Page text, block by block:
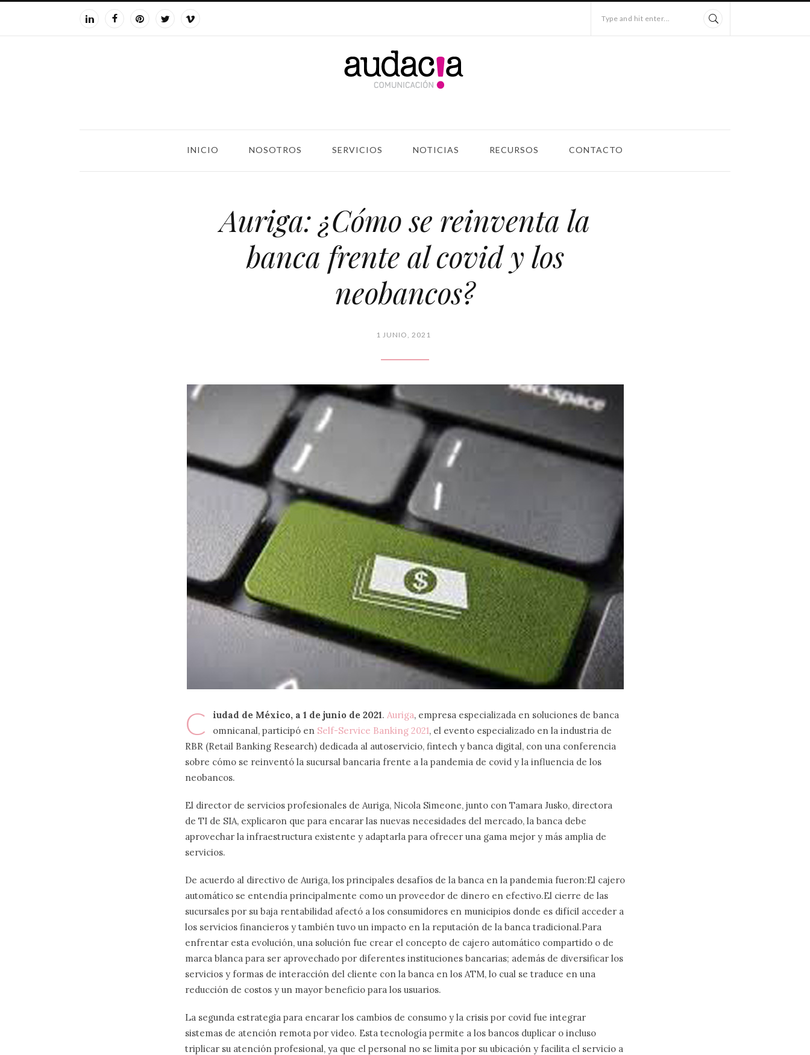
Type and hit enter...
INICIO NOSOTROS SERVICIOS NOTICIAS RECURSOS CONTACTO
Auriga: ¿Cómo se reinventa la
banca frente al covid y los
neobancos?
1 JUNIO, 2021
C iudad de México, a 1 de junio de 2021. Auriga, empresa especializada en soluciones de banca
omnicanal, participó en Self-Service Banking 2021, el evento especializado en la industria de
RBR (Retail Banking Research) dedicada al autoservicio, fintech y banca digital, con una conferencia
sobre cómo se reinventó la sucursal bancaria frente a la pandemia de covid y la influencia de los
neobancos.
El director de servicios profesionales de Auriga, Nicola Simeone, junto con Tamara Jusko, directora
de TI de SIA, explicaron que para encarar las nuevas necesidades del mercado, la banca debe
aprovechar la infraestructura existente y adaptarla para ofrecer una gama mejor y más amplia de
servicios.
De acuerdo al directivo de Auriga, los principales desafíos de la banca en la pandemia fueron:El cajero
automático se entendía principalmente como un proveedor de dinero en efectivo.El cierre de las
sucursales por su baja rentabilidad afectó a los consumidores en municipios donde es difícil acceder a
los servicios financieros y también tuvo un impacto en la reputación de la banca tradicional.Para
enfrentar esta evolución, una solución fue crear el concepto de cajero automático compartido o de
marca blanca para ser aprovechado por diferentes instituciones bancarias; además de diversificar los
servicios y formas de interacción del cliente con la banca en los ATM, lo cual se traduce en una
reducción de costos y un mayor beneficio para los usuarios.
La segunda estrategia para encarar los cambios de consumo y la crisis por covid fue integrar
sistemas de atención remota por video. Esta tecnología permite a los bancos duplicar o incluso
triplicar su atención profesional, ya que el personal no se limita por su ubicación y facilita el servicio a